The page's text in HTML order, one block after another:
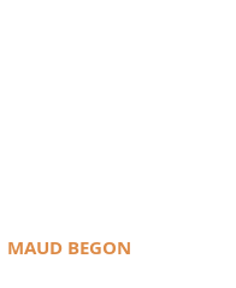
MAUD BEGON